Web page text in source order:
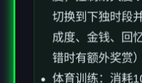
切换到下独时段
成度、金钱、回
错时有额外奖赏）
体育训练：消耗